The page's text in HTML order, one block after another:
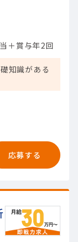
＋賞与年2回
知識がある
応募する